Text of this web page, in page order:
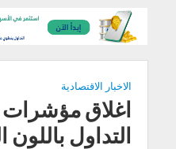
الاخبار الاقتصادية
اغلاق مؤشرات
التداول باللون